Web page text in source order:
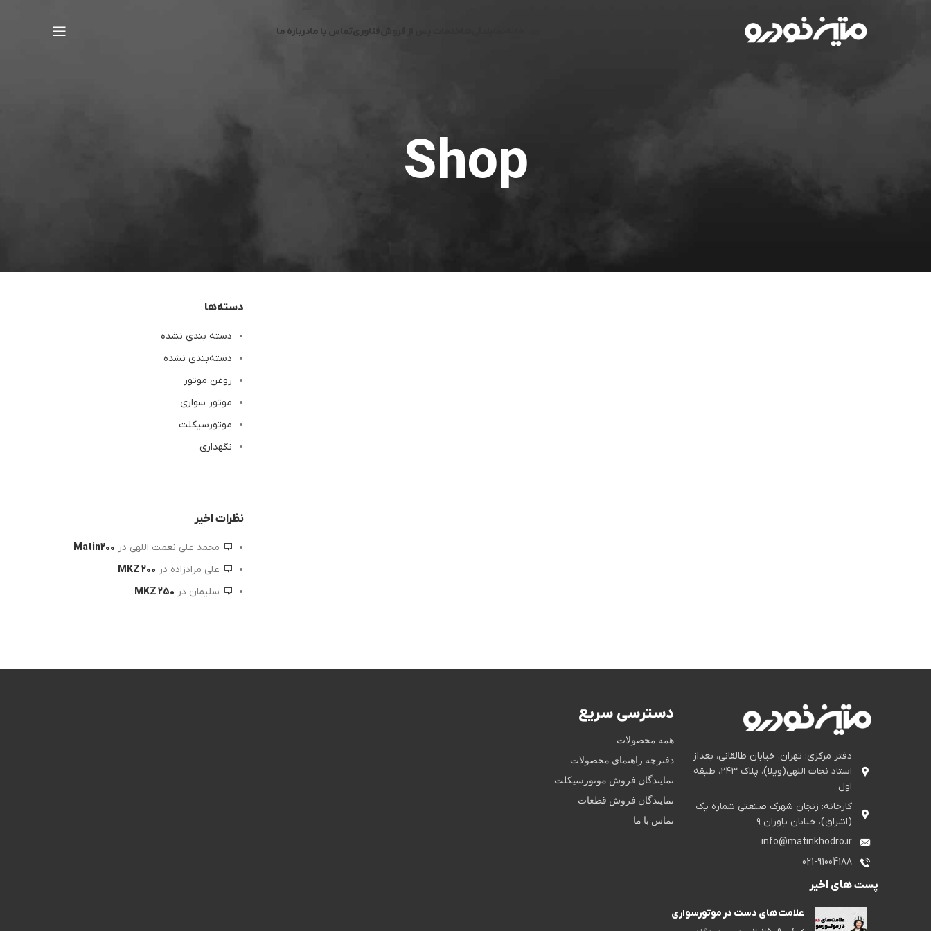
تماس با مادرباره ما
Shop
دسته‌ها
دسته بندی نشده
دسته‌بندی نشده
روغن موتور
موتور سواری
موتورسیکلت
نگهداری
نظرات اخیر
محمد علی نعمت اللهی در Matin200
علی مرادزاده در MKZ 200
سلیمان در MKZ 250
دفتر مرکزی: تهران، خیابان طالقانی، بعداز
استاد نجات اللهی(ویلا)، پلاک ۲۴۳، طبقه
اول
کارخانه: زنجان شهرک صنعتی شماره یک
(اشراق)، خیابان یاوران ۹
info@matinkhodro.ir
021-91004188
دسترسی سریع
همه محصولات
دفترچه راهنمای محصولات
نمایندگان فروش موتورسیکلت
نمایندگان فروش قطعات
تماس با ما
پست های اخیر
علامت‌های دست در موتورسواری